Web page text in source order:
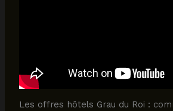
Les offres hôtels Grau du Roi :